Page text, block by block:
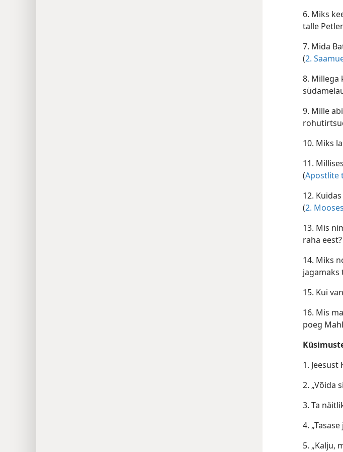
6. Miks
talle
7. Mida
(2.
8. Millega
9. Mille
10. Miks
11.
(Apostlite
12.
(2.
13. Mis
raha eest?
14. Miks
jagamaks
15. Kui
16. Mis
poeg
1.
2. „Võida
3. Ta
4.
5. „Kalju,